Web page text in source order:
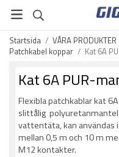
Startsida / VÅRA PRODUKTER
Patchkabel koppar / Kat 6A
Kat 6A PUR-
Flexibla patchkablar kat
slittålig polyuretanmantel
vattentäta, kan användas
mellan 0,5 m och 10 m
M12 kontakter.